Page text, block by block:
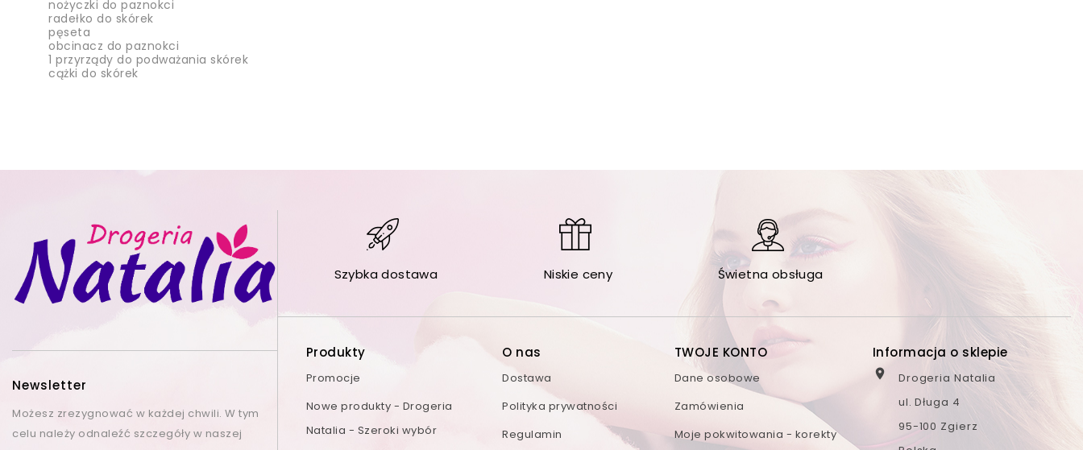
nożyczki do paznokci
radełko do skórek
pęseta
obcinacz do paznokci
1 przyrządy do podważania skórek
cążki do skórek
Newsletter
Możesz zrezygnować w każdej chwili. W tym
celu należy odnaleźć szczegóły w naszej
Szybka dostawa Niskie ceny Świetna obsługa
Produkty
Promocje
Nowe produkty - Drogeria
Natalia - Szeroki wybór
O nas
Dostawa
Polityka prywatności
Regulamin
TWOJE KONTO
Dane osobowe
Zamówienia
Moje pokwitowania - korekty
Informacja o sklepie

Drogeria Natalia
ul. Długa 4
95-100 Zgierz